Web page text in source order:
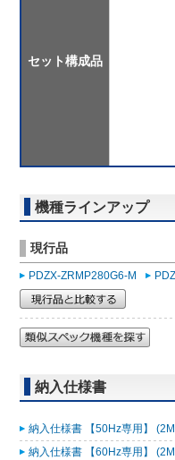
セット構成品
機種ラインアップ
現行品
PDZX-ZRMP280G6-M
納入仕様書
納入仕様書 【50Hz専用】
納入仕様書 【60Hz専用】